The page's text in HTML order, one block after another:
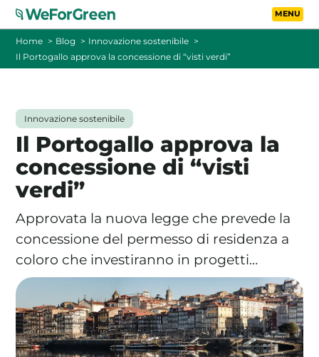
Vai al contenuto
TARIFFE
FOTOVOLTAICO A DISTANZA
FAQ
BLOG
CONTATTI
PASSA A WEFORGREEN
Home Blog
Innovazione sostenibile
Il Portogallo approva la concessione di “visti verdi”
Innovazione sostenibile
Il Portogallo approva la
concessione di “visti
verdi”
Approvata la nuova legge che prevede la
concessione del permesso di residenza a
coloro che investiranno in progetti…